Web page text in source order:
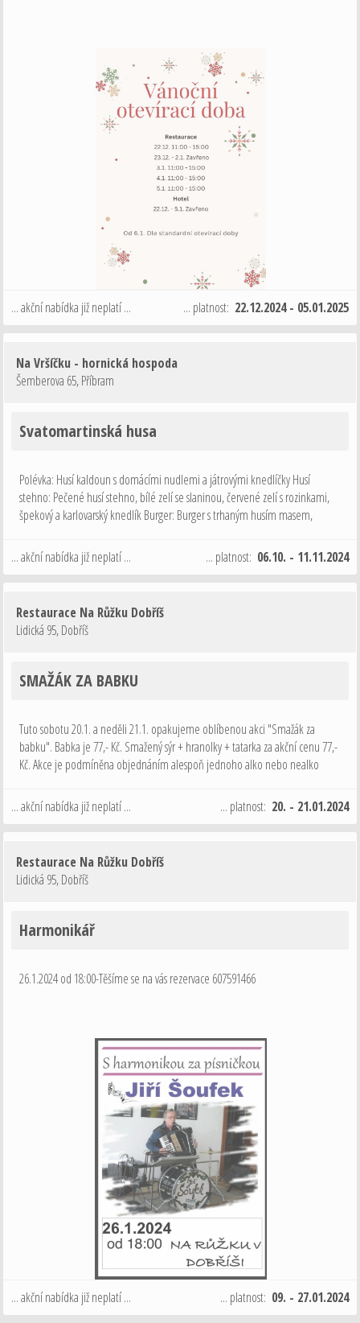
... akční nabídka již neplatí ... ... platnost: 22.12.2024 - 05.01.2025
Na Vršíčku - hornická hospoda
Šemberova 65,Příbram
Svatomartinská husa
Polévka: Husí kaldoun s domácími nudlemi a játrovými knedlíčky Husí
stehno: Pečené husí stehno, bílé zelí se slaninou, červené zelí s rozinkami,
špekový a karlovarský knedlík Burger: Burger s trhaným husím masem,
... akční nabídka již neplatí ...
... platnost: 06.10. - 11.11.2024
Restaurace Na Růžku Dobříš
Lidická 95,Dobříš
SMAŽÁK ZA BABKU
Tuto sobotu 20.1. a neděli 21.1. opakujeme oblíbenou akci "Smažák za
babku". Babka je 77,- Kč. Smažený sýr + hranolky + tatarka za akční cenu 77,-
Kč. Akce je podmíněna objednáním alespoň jednoho alko nebo nealko
…
... akční nabídka již neplatí ... ... platnost: 20. - 21.01.2024
Restaurace Na Růžku Dobříš
Lidická 95,Dobříš
Harmonikář
26.1.2024 od 18:00-Těšíme se na vás rezervace 607591466
... akční nabídka již neplatí ... ... platnost: 09. - 27.01.2024